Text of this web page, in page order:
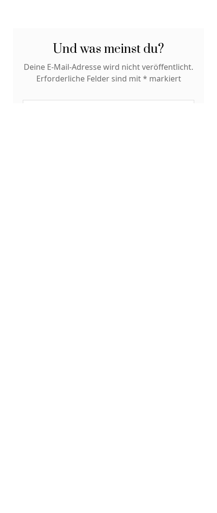
Und was meinst du?
Deine E-Mail-Adresse wird nicht veröffentlicht.
Erforderliche Felder sind mit* markiert